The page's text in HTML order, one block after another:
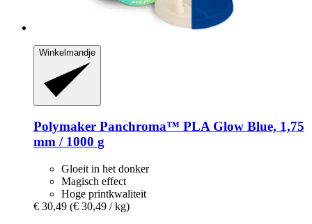
Winkelmandje
Polymaker Panchroma™ PLA Glow Blue, 1,75
mm / 1000 g
Gloeit in het donker
Magisch effect
Hoge printkwaliteit
€ 30,49 (€ 30,49 / kg)